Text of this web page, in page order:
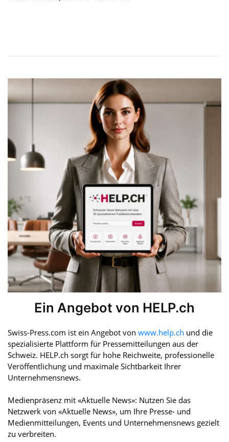
Ein Angebot von HELP.ch
Swiss-Press.com ist ein Angebot von www.help.ch und die
spezialisierte Plattform für Pressemitteilungen aus der
Schweiz. HELP.ch sorgt für hohe Reichweite, professionelle
Veröffentlichung und maximale Sichtbarkeit Ihrer
Unternehmensnews.
Medienpräsenz mit «Aktuelle News»: Nutzen Sie das
Netzwerk von «Aktuelle News», um Ihre Presse- und
Medienmitteilungen, Events und Unternehmensnews gezielt
zu verbreiten.